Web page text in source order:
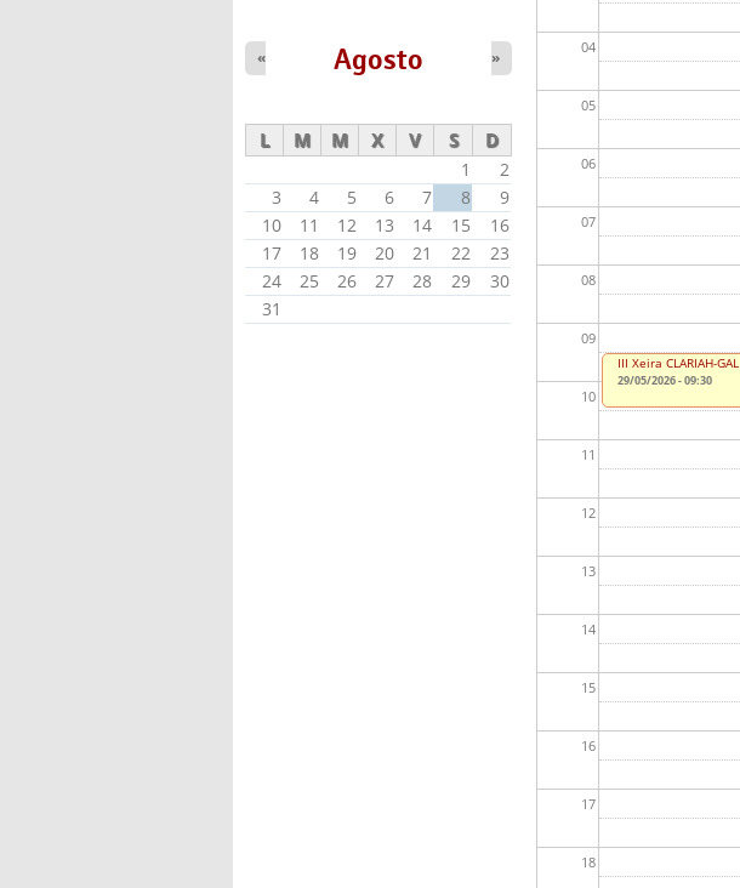
04
05
06
07
08
09
10
11
12
13
14
15
16
17
18
III Xeira CLARIAH-GAL
29/05/2026 - 09:30
Agosto
« »
L M M X V S D
1
2
3
4 5 6 7 8
9
10
11 12 13 14 15
16
17
18 19 20 21 22
23
24
25 26 27 28 29
30
31